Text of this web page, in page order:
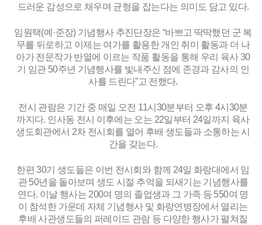
드러운 감성으로 채우며 균형을 잡는다는 의미도 담고 있다.
임원택(예·준장) 기념행사 추진단장은 “바쁘고 딱딱했던 군 복
무를 뒤로하고 이제는 여가를 활용한 개인 취미 활동과 더 나
아가 전문작가 반열에 이르는 작품 활동을 통해 우리 육사 30
기 임관 50주년 기념행사를 빛내주신 점에 존경과 감사의 인
사를 드린다”고 전했다.
전시 관람은 기간 중 매일 오전 11시30분부터 오후 4시30분
까지다. 인사동 전시 이후에는 오는 22일부터 24일까지 육사
생도회관에서 2차 전시회를 열어 후배 생도들과 소통하는 시
간을 갖는다.
한편 30기 생도들은 이번 전시회와 함께 24일 화랑대에서 임
관 50년을 돌아보며 생도 시절 추억을 되새기는 기념행사를
연다. 이날 행사는 200여 명의 졸업생과 그 가족 등 550여 명
이 참석한 가운데 자체 기념행사 및 화랑연병장에서 열리는
후배 사관생도들의 퍼레이드 관람 등 다양한 행사가 펼쳐질